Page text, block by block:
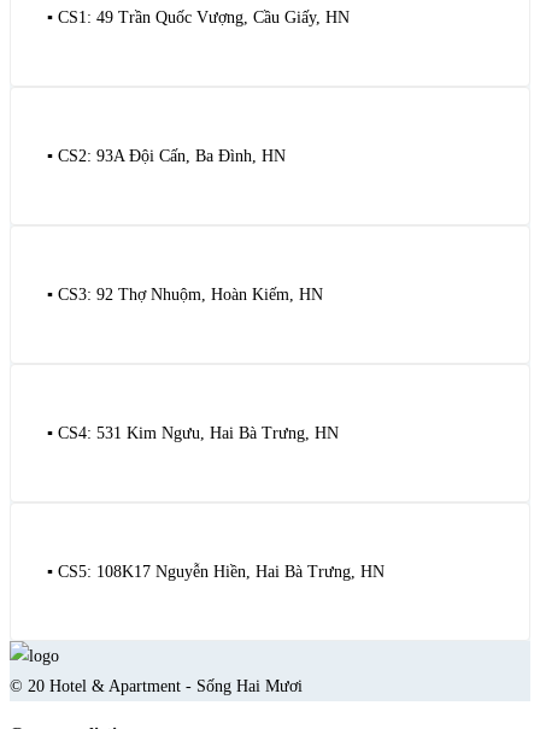
▪️ CS1: 49 Trần Quốc Vượng, Cầu Giấy, HN
▪️ CS2: 93A Đội Cấn, Ba Đình, HN
▪️ CS3: 92 Thợ Nhuộm, Hoàn Kiếm, HN
▪️ CS4: 531 Kim Ngưu, Hai Bà Trưng, HN
▪️ CS5: 108K17 Nguyễn Hiền, Hai Bà Trưng, HN
© 20 Hotel & Apartment - Sống Hai Mươi